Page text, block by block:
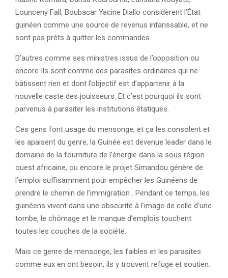
Lounceny Fall, Boubacar Yacine Diallo considèrent l’État
guinéen comme une source de revenus intarissable, et ne
sont pas prêts à quitter les commandes.
D’autres comme ses ministres issus de l’opposition ou
encore Ils sont comme des parasites ordinaires qui ne
bâtissent rien et dont l’objectif est d’appartenir à la
nouvelle caste des jouisseurs. Et c’est pourquoi ils sont
parvenus à parasiter les institutions étatiques.
Ces gens font usage du mensonge, et ça les consolent et
les apaisent du genre, la Guinée est devenue leader dans le
domaine de la fourniture de l’énergie dans la sous région
ouest africaine, ou encore le projet Simandou génère de
l’emploi suffisamment pour empêcher les Guinéens de
prendre le chemin de l’immigration . Pendant ce temps, les
guinéens vivent dans une obscurité à l’image de celle d’une
tombe, le chômage et le manque d’emplois touchent
toutes les couches de la société.
Mais ce genre de mensonge, les faibles et les parasites
comme eux en ont besoin, ils y trouvent refuge et soutien.